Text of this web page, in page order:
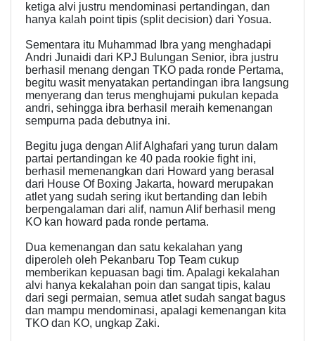
ketiga alvi justru mendominasi pertandingan, dan
hanya kalah point tipis (split decision) dari Yosua.
Sementara itu Muhammad Ibra yang menghadapi
Andri Junaidi dari KPJ Bulungan Senior, ibra justru
berhasil menang dengan TKO pada ronde Pertama,
begitu wasit menyatakan pertandingan ibra langsung
menyerang dan terus menghujami pukulan kepada
andri, sehingga ibra berhasil meraih kemenangan
sempurna pada debutnya ini.
Begitu juga dengan Alif Alghafari yang turun dalam
partai pertandingan ke 40 pada rookie fight ini,
berhasil memenangkan dari Howard yang berasal
dari House Of Boxing Jakarta, howard merupakan
atlet yang sudah sering ikut bertanding dan lebih
berpengalaman dari alif, namun Alif berhasil meng
KO kan howard pada ronde pertama.
Dua kemenangan dan satu kekalahan yang
diperoleh oleh Pekanbaru Top Team cukup
memberikan kepuasan bagi tim. Apalagi kekalahan
alvi hanya kekalahan poin dan sangat tipis, kalau
dari segi permaian, semua atlet sudah sangat bagus
dan mampu mendominasi, apalagi kemenangan kita
TKO dan KO, ungkap Zaki.